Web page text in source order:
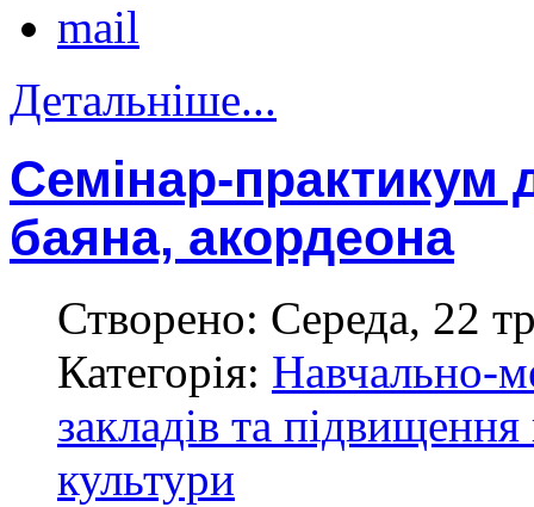
Детальніше...
Семінар-практикум
баяна, акордеона
Створено: Середа, 22
Категорія: Навчально-
закладів та підвищення
культури